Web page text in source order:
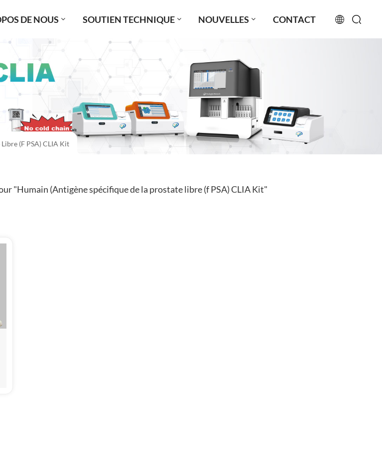
DE NOUS SOUTIEN TECHNIQUE NOUVELLES CONTACT
русский
español
(f PSA) CLIA Kit
"Humain (Antigène spécifique de la prostate libre (f PSA) CLIA Kit"